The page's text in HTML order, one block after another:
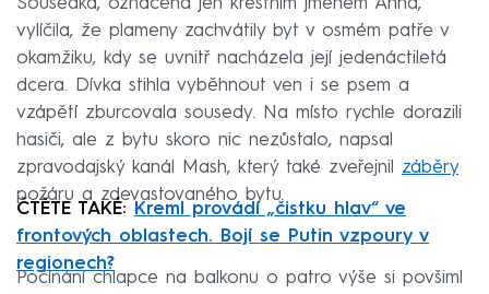
vylíčila, že plameny zachvátily byt v osmém patře v
okamžiku, kdy se uvnitř nacházela její jedenáctiletá
dcera. Dívka stihla vyběhnout ven i se psem a
vzápětí zburcovala sousedy. Na místo rychle dorazili
hasiči, ale z bytu skoro nic nezůstalo, napsal
zpravodajský kanál Mash, který také zveřejnil záběry
požáru a zdevastovaného bytu.
ČTĚTE TAKÉ:
Kreml provádí „čistku hlav“ ve
frontových oblastech. Bojí se Putin vzpoury v
regionech?
Počínání chlapce na balkonu o patro výše si povšiml